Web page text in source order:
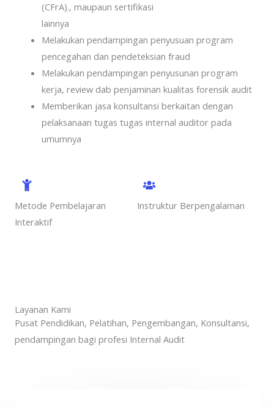
(CFrA)., maupaun sertifikasi
lainnya
Melakukan pendampingan penyusuan program
pencegahan dan pendeteksian fraud
Melakukan pendampingan penyusunan program
kerja, review dab penjaminan kualitas forensik audit
Memberikan jasa konsultansi berkaitan dengan
pelaksanaan tugas tugas internal auditor pada
umumnya
Metode Pembelajaran
Interaktif
Instruktur Berpengalaman
Layanan Kami
Pusat Pendidikan, Pelatihan, Pengembangan, Konsultansi,
pendampingan bagi profesi Internal Audit